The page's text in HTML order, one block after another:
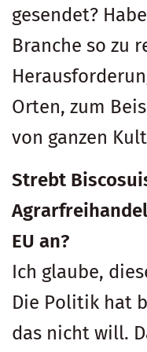
gesendet?
Branche so zu
Orten, zum
von ganzen
Strebt
EU an?
Ich glaube,
Die Politik hat
das nicht will.